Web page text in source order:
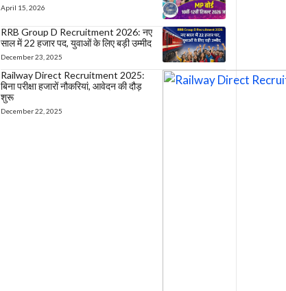
April 15, 2026
RRB Group D Recruitment 2026: नए
साल में 22 हजार पद, युवाओं के लिए बड़ी उम्मीद
December 23, 2025
Railway Direct Recruitment 2025:
बिना परीक्षा हजारों नौकरियां, आवेदन की दौड़
शुरू
December 22, 2025